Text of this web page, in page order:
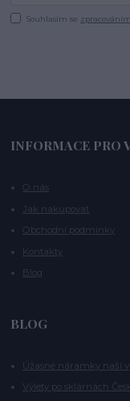
Souhlasím se
INFORMACE PRO
O nás
Jak nakupovat
Obchodní podmínky
Kontakty
Blog
BLOG
Úžasné náramky naší
Výlety po sklárnách